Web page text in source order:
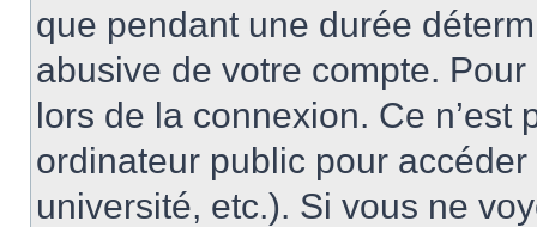
que pendant une durée
abusive de votre compte.
lors de la connexion. Ce
ordinateur public pour
université, etc.). Si vous ne